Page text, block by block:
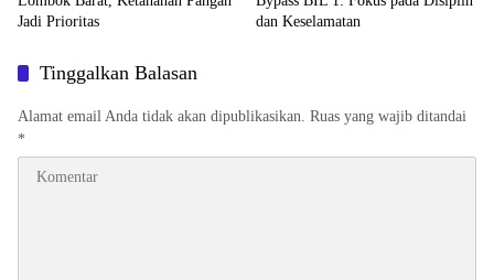
Jadi Prioritas
dan Keselamatan
Tinggalkan Balasan
Alamat email Anda tidak akan dipublikasikan. Ruas yang wajib ditandai
*